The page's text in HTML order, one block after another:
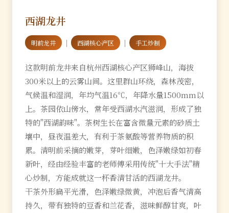
西湖龙井
明前龙井 ｜ 西湖核心产区 ｜ 手工炒制
这款明前龙井来自杭州西湖核心产区狮峰山，海拔
300米以上的云雾山间。这里群山环绕，森林茂密，
气候温和湿润，年均气温16℃，年降水量1500mm以
上。茶园依山傍水，常年受西湖水汽滋润，形成了独
特的"西湖韵味"。茶树生长在富含微量元素的砂质土
壤中，昼夜温差大，有利于茶氨酸等营养物质的积
累。清明前采摘的嫩芽，芽叶细嫩，色泽嫩绿如初春
新叶，经由经验丰富的老师傅采用传统"十大手法"精
心炒制，方能成就这一杯香清甘活的西湖龙井。
干茶外形扁平光滑，色泽嫩绿微黄，冲泡后香气清高
持久，带有独特的豆香和兰花香，滋味鲜醇甘爽，叶